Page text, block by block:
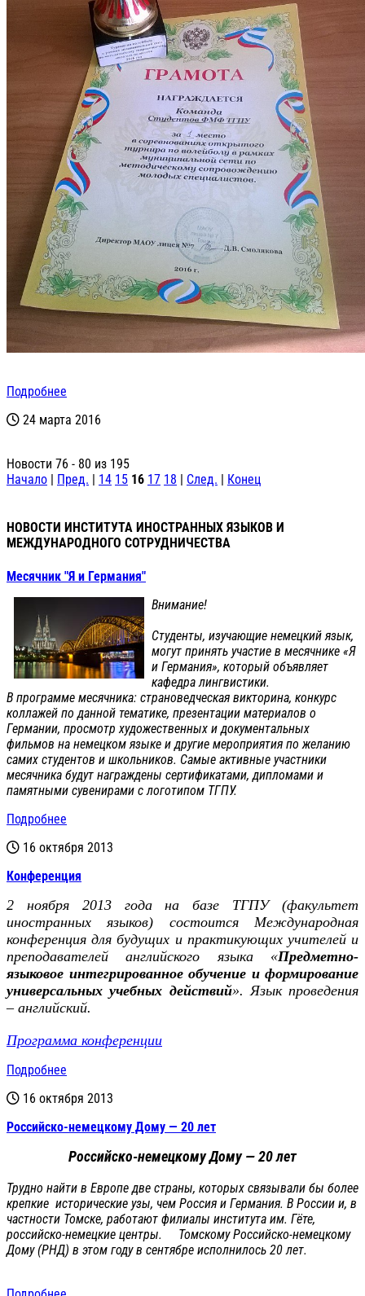
Подробнее
24 марта 2016
Новости 76 - 80 из 195
Начало | Пред. | 14 15 16 17 18 | След. | Конец
НОВОСТИ ИНСТИТУТА ИНОСТРАННЫХ ЯЗЫКОВ И
МЕЖДУНАРОДНОГО СОТРУДНИЧЕСТВА
Месячник "Я и Германия"
Внимание!
Студенты, изучающие немецкий язык,
могут принять участие в месячнике «Я
и Германия», который объявляет
кафедра лингвистики.
В программе месячника: страноведческая викторина, конкурс
коллажей по данной тематике, презентации материалов о
Германии, просмотр художественных и документальных
фильмов на немецком языке и другие мероприятия по желанию
самих студентов и школьников. Самые активные участники
месячника будут награждены сертификатами, дипломами и
памятными сувенирами с логотипом ТГПУ.
Подробнее
16 октября 2013
Конференция
2 ноября 2013 года на базе ТГПУ (факультет
иностранных языков) состоится Международная
конференция для будущих и практикующих учителей и
преподавателей английского языка «Предметно-
языковое интегрированное обучение и формирование
универсальных учебных действий». Язык проведения
– английский.
Программа конференции
Подробнее
16 октября 2013
Российско-немецкому Дому — 20 лет
Российско-немецкому Дому — 20 лет
Трудно найти в Европе две страны, которых связывали бы более
крепкие исторические узы, чем Россия и Германия. В России и, в
частности Томске, работают филиалы института им. Гёте,
российско-немецкие центры. Томскому Российско-немецкому
Дому (РНД) в этом году в сентябре исполнилось 20 лет.